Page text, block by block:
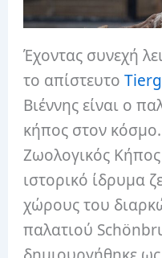
Έχοντας συνεχή
το απίστευτο
Βιέννης είναι ο
κήπος στον
Ζωολογικός Κήπος
ιστορικό ίδρυμα
χώρους του
παλατιού